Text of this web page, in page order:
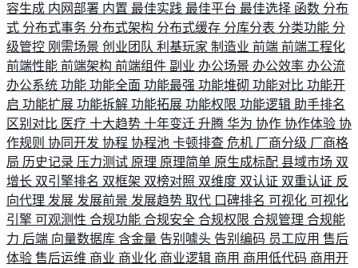
容生成 内网部署 内置 最佳实践 最佳平台 最佳选择 函数 分布
式 分布式事务 分布式架构 分布式缓存 分库分表 分类功能 分
级管控 刚需场景 创业团队 利基玩家 制造业 前端 前端工程化
前端性能 前端架构 前端组件 副业 办公场景 办公效率 办公流
办公系统 功能 功能全面 功能最强 功能堆砌 功能对比 功能开
启 功能扩展 功能拆解 功能拓展 功能权限 功能逻辑 助手排名
区别对比 医疗 十大趋势 十年变迁 升腾 华为 协作 协作体验 协
作规则 协同开发 协程 协程池 卡顿排查 危机 厂商分级 厂商格
局 历史记录 压力测试 原理 原理简单 原生成标配 县域市场 双
增长 双引擎排名 双框架 双榜对照 双维度 双认证 双重认证 反
向代理 发展 发展前景 发展趋势 取代 口碑排名 可视化 可视化
引擎 可观测性 合规功能 合规安全 合规权限 合规管理 合规能
力 后端 向量数据库 含金量 告别噱头 告别编码 员工应用 售后
体验 售后运维 商业 商业化 商业逻辑 商用 商用低代码 商用开